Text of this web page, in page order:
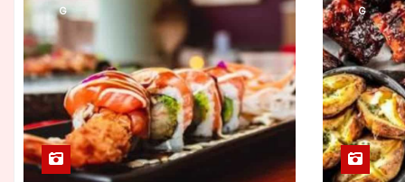
G
G